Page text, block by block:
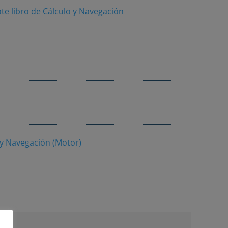
libro de Cálculo y Navegación
Navegación (Motor)